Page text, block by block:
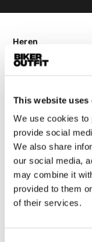
This website uses
We use cookies to
provide social
We also share
our social media,
may combine it
provided to them
of their services.
Heren
Motorkleding heren
Motorpak heren
Motorjeans heren
Motorhoodie heren
Motorhelm heren